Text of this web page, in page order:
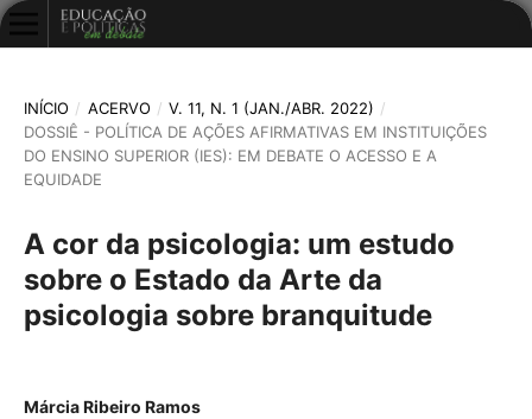
INÍCIO / ACERVO / V. 11, N. 1 (JAN./ABR. 2022) /
DOSSIÊ - POLÍTICA DE AÇÕES AFIRMATIVAS EM INSTITUIÇÕES
DO ENSINO SUPERIOR (IES): EM DEBATE O ACESSO E A
EQUIDADE
A cor da psicologia: um estudo
sobre o Estado da Arte da
psicologia sobre branquitude
Márcia Ribeiro Ramos